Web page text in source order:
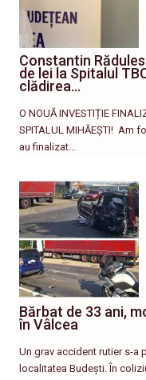
Constantin
de lei la Spitalul
clădirea…
O NOUĂ INVESTIȚIE
SPITALUL MIHĂEȘTI! ​ Am
au finalizat…
Bărbat de 33 ani,
în Vâlcea
Un grav accident rutier s-a
localitatea Budești. În